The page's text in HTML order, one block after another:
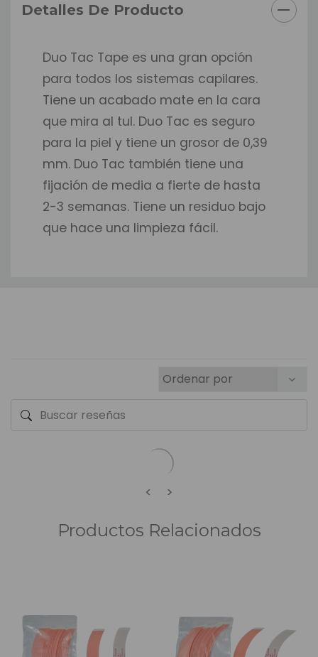
Detalles De Producto
Duo Tac Tape es una gran opción
para todos los sistemas capilares.
Tiene un acabado mate en la cara
que mira al tul. Duo Tac es seguro
para la piel y tiene un grosor de 0,39
mm. Duo Tac también tiene una
fijación de media a fierte de hasta
2-3 semanas. Tiene un residuo bajo
que hace una limpieza fácil.
< >
Productos Relacionados